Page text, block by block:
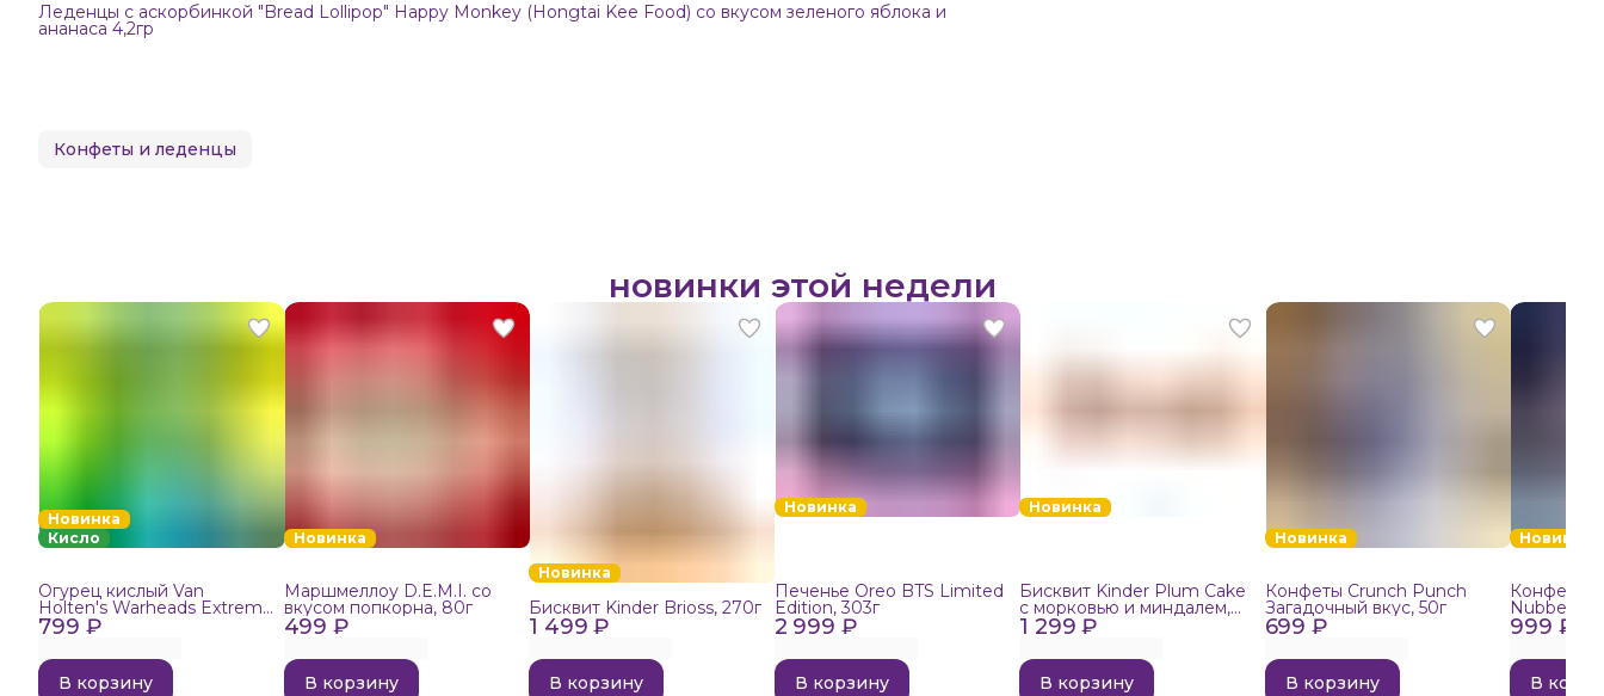
Леденцы с аскорбинкой "Bread Lollipop" Happy Monkey (Hongtai Kee Food) со вкусом зеленого яблока и
ананаса 4,2гр
Конфеты и леденцы
новинки этой недели
Новинка
Кисло
799 ₽
Огурец кислый Van
Holten's Warheads Extreme
Sour, 140г
В корзину
Новинка
499 ₽
Маршмеллоу D.E.M.I. со
вкусом попкорна, 80г
В корзину
Новинка
1 499 ₽
Бисквит Kinder Brioss, 270г
В корзину
Новинка
2 999 ₽
Печенье Oreo BTS Limited
Edition, 303г
В корзину
Новинка
1 299 ₽
Бисквит Kinder Plum Cake
с морковью и миндалем,
192г
В корзину
Новинка
699 ₽
Конфеты Crunch Punch
Загадочный вкус, 50г
В корзину
Новинка
999 ₽
Конфеты
Nubbee
В